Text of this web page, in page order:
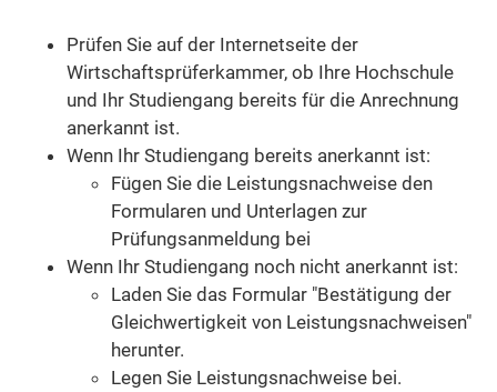
Prüfen Sie auf der Internetseite der
Wirtschaftsprüferkammer, ob Ihre Hochschule
und Ihr Studiengang bereits für die Anrechnung
anerkannt ist.
Wenn Ihr Studiengang bereits anerkannt ist:
Fügen Sie die Leistungsnachweise den
Formularen und Unterlagen zur
Prüfungsanmeldung bei
Wenn Ihr Studiengang noch nicht anerkannt ist:
Laden Sie das Formular "Bestätigung der
Gleichwertigkeit von Leistungsnachweisen"
herunter.
Legen Sie Leistungsnachweise bei.